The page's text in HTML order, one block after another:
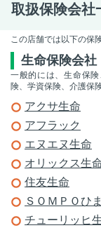
取扱保険会社
この店舗では以下の保
生命保険会社
一般的には、生命保
険、学資保険、介護保
アクサ生命
アフラック
エヌエヌ生命
オリックス生
住友生命
ＳＯＭＰＯひ
チューリッヒ